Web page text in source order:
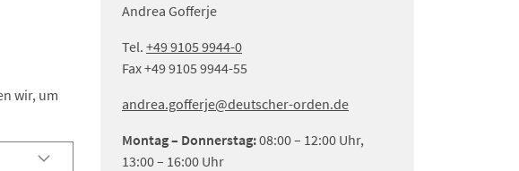
wir, um
Andrea Gofferje
Tel. +49 9105 9944-0
Fax +49 9105 9944-55
andrea.gofferje@deutscher-orden.de
Montag – Donnerstag:08:00 – 12:00 Uhr,
13:00 – 16:00 Uhr